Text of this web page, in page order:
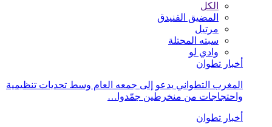
الكل
المضيق الفنيدق
مرتيل
سبته المحتلة
وادي لو
أخبار تطوان
المغرب التطواني يدعو إلى جمعه العام وسط تحديات تنظيمية
واحتجاجات من منخرطين جمّدوا…
أخبار تطوان